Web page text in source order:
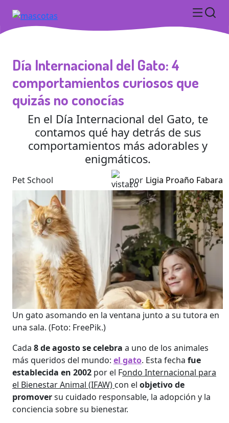
Día Internacional del Gato: 4
comportamientos curiosos que
quizás no conocías
En el Día Internacional del Gato, te
contamos qué hay detrás de sus
comportamientos más adorables y
enigmáticos.
Pet School por Ligia Proaño Fabara
Un gato asomando en la ventana junto a su tutora en
una sala. (Foto: FreePik.)
Cada 8 de agosto se celebra a uno de los animales
más queridos del mundo: el gato. Esta fecha fue
establecida en 2002 por el Fondo Internacional para
el Bienestar Animal (IFAW) con el objetivo de
promoversu cuidado responsable, la adopción y la
conciencia sobre su bienestar.